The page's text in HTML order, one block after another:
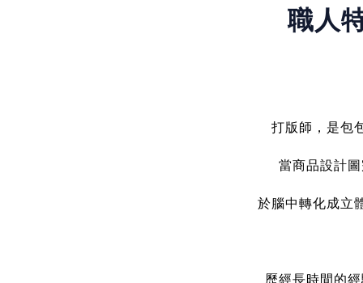
職人
打版師，是包
當商品設計
於腦中轉化成立
歷經長時間的